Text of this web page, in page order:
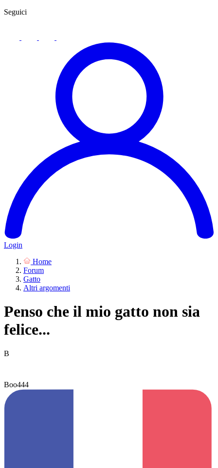
Seguici
Login
Home
Forum
Gatto
Altri argomenti
Penso che il mio gatto non sia
felice...
B
Boo444